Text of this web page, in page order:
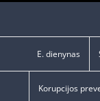
E. dienynas
Korupcijos